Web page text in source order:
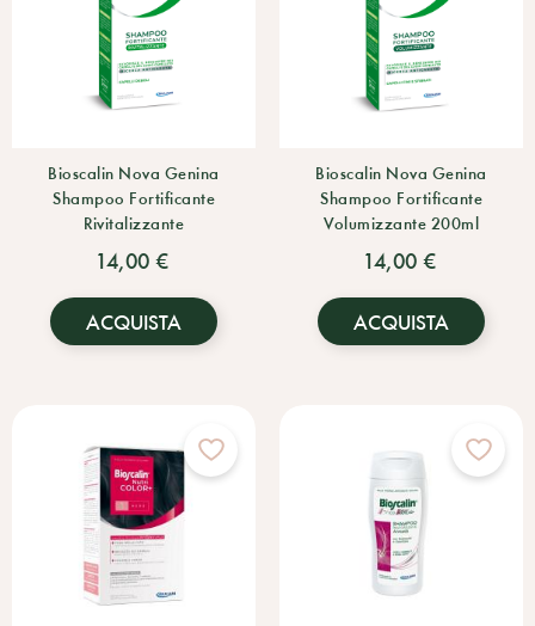
Bioscalin Nova Genina
Shampoo Fortificante
Rivitalizzante
14,00 €
ACQUISTA
Bioscalin Nova Genina
Shampoo Fortificante
Volumizzante 200ml
14,00 €
ACQUISTA